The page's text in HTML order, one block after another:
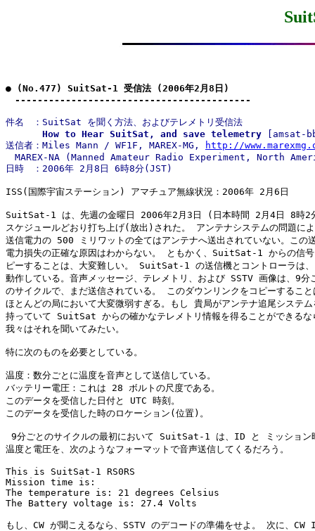
● (No.477) SuitSat-1 受信法 (2006年2月8日)
------------------------------------------
件名　：SuitSat を聞く方法、およびテレメトリ受信法
How to Hear SuitSat, and save telemetry [amsat-
送信者：Miles Mann / WF1F, MAREX-MG,
http://
MAREX-NA (Manned Amateur Radio Experiment, North
ISS(国際宇宙ステーション) アマチュア無線状況：2006年 2月6日
SuitSat-1 は、先週の金曜日 2006年2月3日 (日本時間 2月4日 8時2
スケジュールどおり打ち上げ(放出)された。 アンテナシステムの問題に
送信電力の 500 ミリワットの全てはアンテナへ送出されていない。この
電力損失の正確な原因はわからない。 ともかく、SuitSat-1 からの信
ピーすることは、大変難しい。 SuitSat-1 の送信機とコントローラは
動作している。音声メッセージ、テレメトリ、および SSTV 画像は、9分
のサイクルで、まだ送信されている。 このダウンリンクをコピーすること
ほとんどの局において大変微弱すぎる。もし 貴局がアンテナ追尾システム
持っていて SuitSat からの確かなテレメトリ情報を得ることができるな
我々はそれを聞いてみたい。
特に次のものを必要としている。
温度：数分ごとに温度を音声として送信している。
バッテリー電圧：これは 28 ボルトの尺度である。
このデータを受信した日付と UTC 時刻。
このデータを受信した時のロケーション(位置)。
9分ごとのサイクルの最初において SuitSat-1 は、ID と ミッション
温度と電圧を、次のようなフォーマットで音声送信してくるだろう。
This is SuitSat-1 RS0RS
Mission time is:
The temperature is: 21 degrees Celsius
The Battery voltage is: 27.4 Volts
もし、CW が聞こえるなら、SSTV のデコードの準備をせよ。 次に、CW